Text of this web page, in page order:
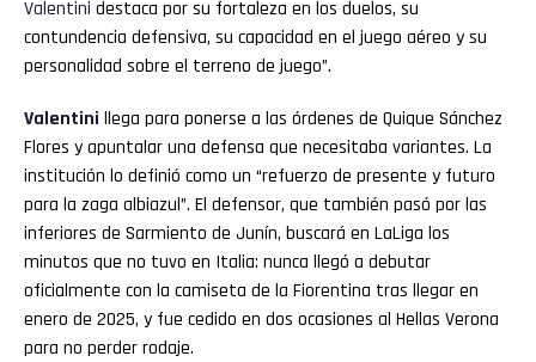
Valentini destaca por su fortaleza en los duelos, su
contundencia defensiva, su capacidad en el juego aéreo y su
personalidad sobre el terreno de juego”.
Valentini llega para ponerse a las órdenes de Quique Sánchez
Flores y apuntalar una defensa que necesitaba variantes. La
institución lo definió como un “refuerzo de presente y futuro
para la zaga albiazul”. El defensor, que también pasó por las
inferiores de Sarmiento de Junín, buscará en LaLiga los
minutos que no tuvo en Italia: nunca llegó a debutar
oficialmente con la camiseta de la Fiorentina tras llegar en
enero de 2025, y fue cedido en dos ocasiones al Hellas Verona
para no perder rodaje.